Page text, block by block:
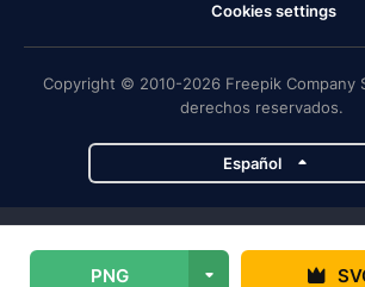
PNG
Cookies settings
Copyright © 2010-2026 Freepik Company
derechos reservados.
Español